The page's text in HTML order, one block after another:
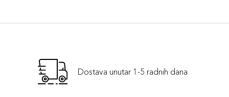
Dostava unutar 1-5 radnih dana